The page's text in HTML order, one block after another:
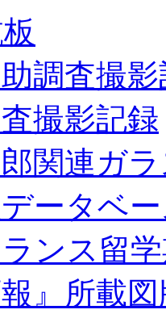
調査撮
撮影記録
関連ガ
ータベ
ンス留
報』所載